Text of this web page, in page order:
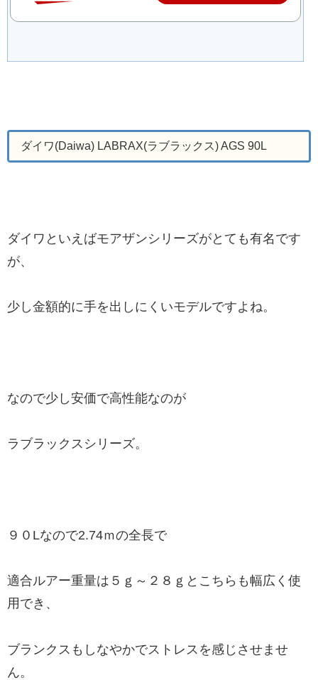
ダイワ(Daiwa) LABRAX(ラブラックス) AGS 90L
ダイワといえばモアザンシリーズがとても有名です
が、
少し金額的に手を出しにくいモデルですよね。
なので少し安価で高性能なのが
ラブラックスシリーズ。
９０Lなので2.74ｍの全長で
適合ルアー重量は５ｇ～２８ｇとこちらも幅広く使
用でき、
ブランクスもしなやかでストレスを感じさせませ
ん。